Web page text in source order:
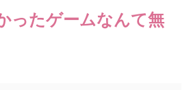
ったゲームなんて無